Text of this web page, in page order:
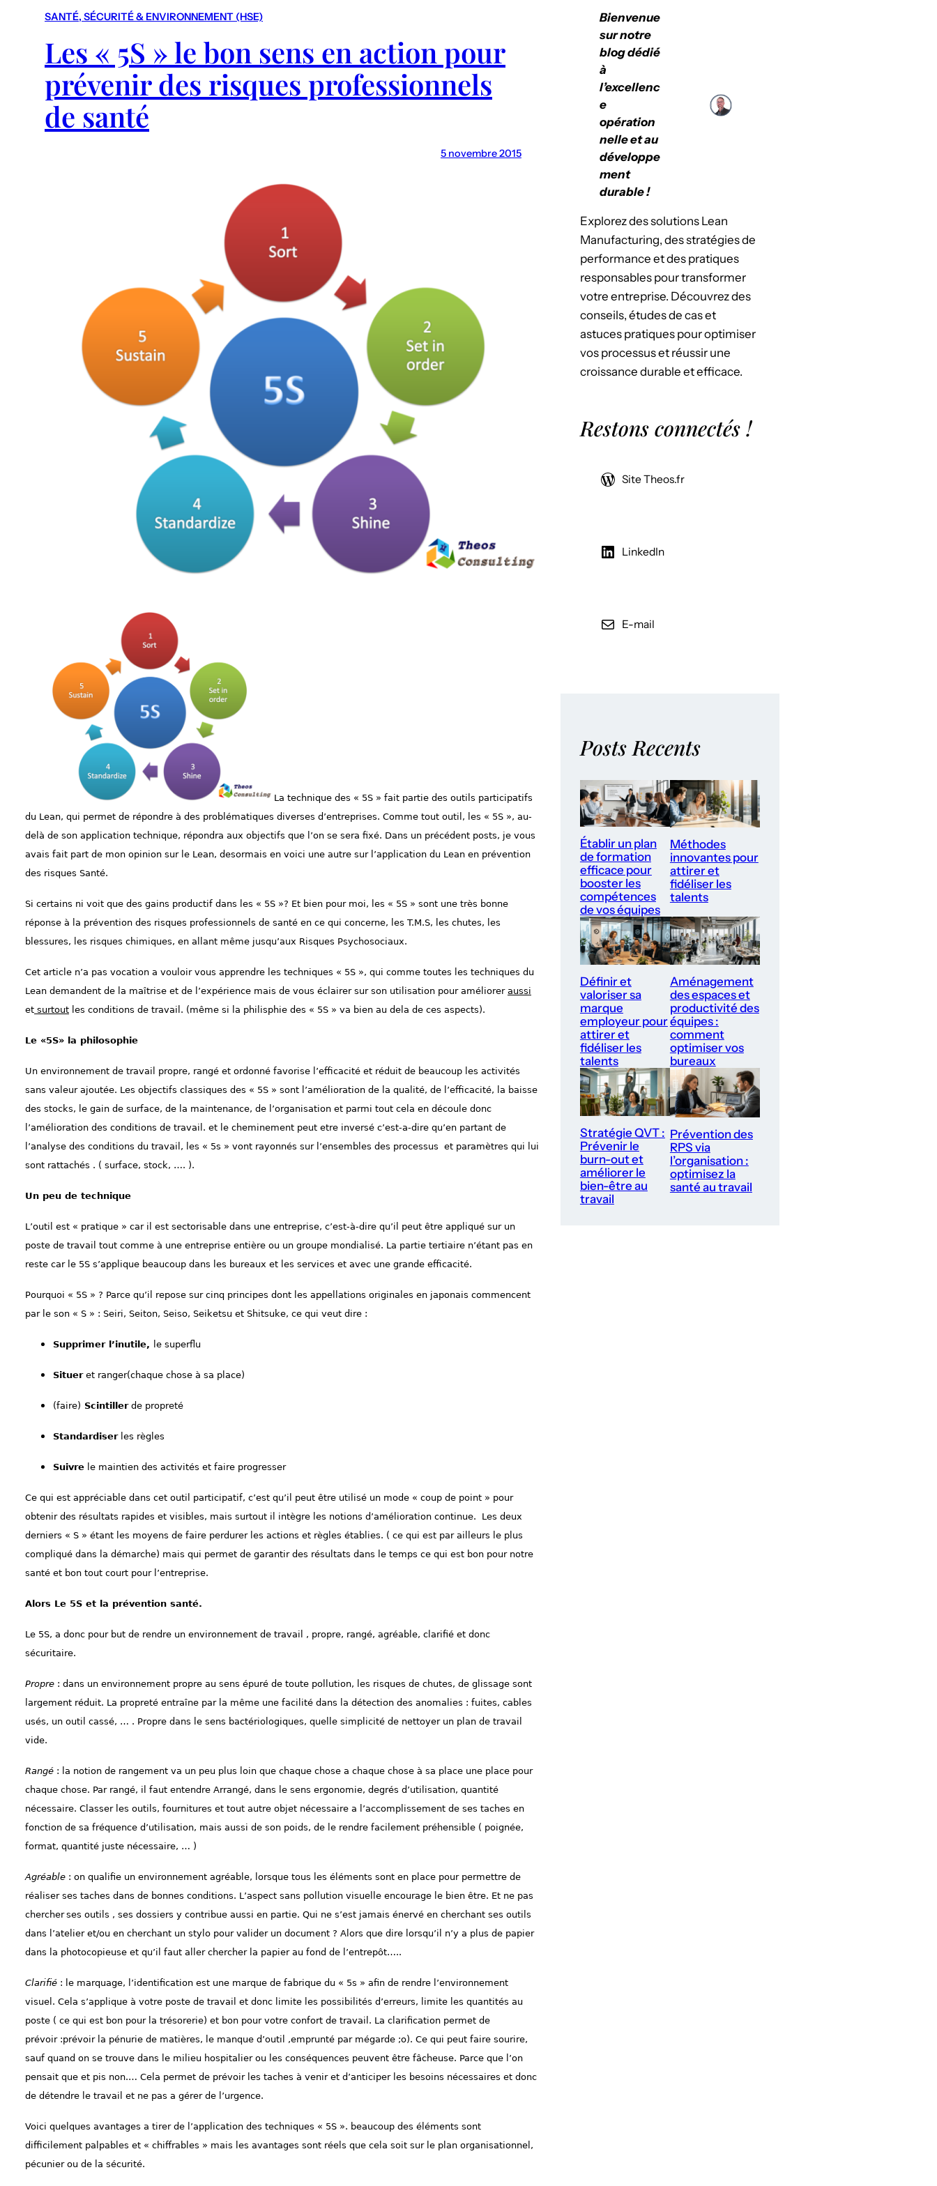
SANTÉ, SÉCURITÉ & ENVIRONNEMENT (HSE)
Les « 5S » le bon sens en action pour
prévenir des risques professionnels
de santé
5 novembre 2015
La technique des « 5S » fait partie des outils participatifs
du Lean, qui permet de répondre à des problématiques diverses d’entreprises. Comme tout outil, les « 5S », au-
delà de son application technique, répondra aux objectifs que l’on se sera fixé. Dans un précédent posts, je vous
avais fait part de mon opinion sur le Lean, desormais en voici une autre sur l’application du Lean en prévention
des risques Santé.
Si certains ni voit que des gains productif dans les « 5S »? Et bien pour moi, les « 5S » sont une très bonne
réponse à la prévention des risques professionnels de santé en ce qui concerne, les T.M.S, les chutes, les
blessures, les risques chimiques, en allant même jusqu’aux Risques Psychosociaux.
Cet article n’a pas vocation a vouloir vous apprendre les techniques « 5S », qui comme toutes les techniques du
Lean demandent de la maîtrise et de l’expérience mais de vous éclairer sur son utilisation pour améliorer aussi
et surtout les conditions de travail. (même si la philisphie des « 5S » va bien au dela de ces aspects).
Le «5S» la philosophie
Un environnement de travail propre, rangé et ordonné favorise l’efficacité et réduit de beaucoup les activités
sans valeur ajoutée. Les objectifs classiques des « 5S » sont l’amélioration de la qualité, de l’efficacité, la baisse
des stocks, le gain de surface, de la maintenance, de l’organisation et parmi tout cela en découle donc
l’amélioration des conditions de travail. et le cheminement peut etre inversé c’est-a-dire qu’en partant de
l’analyse des conditions du travail, les « 5s » vont rayonnés sur l’ensembles des processus et paramètres qui lui
sont rattachés . ( surface, stock, …. ).
Un peu de technique
L’outil est « pratique » car il est sectorisable dans une entreprise, c’est-à-dire qu’il peut être appliqué sur un
poste de travail tout comme à une entreprise entière ou un groupe mondialisé. La partie tertiaire n’étant pas en
reste car le 5S s’applique beaucoup dans les bureaux et les services et avec une grande efficacité.
Pourquoi « 5S » ? Parce qu’il repose sur cinq principes dont les appellations originales en japonais commencent
par le son « S » : Seiri, Seiton, Seiso, Seiketsu et Shitsuke, ce qui veut dire :
Supprimer l’inutile, le superflu
Situeret ranger(chaque chose à sa place)
(faire) Scintillerde propreté
Standardiserles règles
Suivre le maintien des activités et faire progresser
Ce qui est appréciable dans cet outil participatif, c’est qu’il peut être utilisé un mode « coup de point » pour
obtenir des résultats rapides et visibles, mais surtout il intègre les notions d’amélioration continue. L es deux
derniers « S » étant les moyens de faire perdurer les actions et règles établies. ( ce qui est par ailleurs le plus
compliqué dans la démarche) mais qui permet de garantir des résultats dans le temps ce qui est bon pour notre
santé et bon tout court pour l’entreprise.
Alors Le 5S et la prévention santé.
Le 5S, a donc pour but de rendre un environnement de travail , propre, rangé, agréable, clarifié et donc
sécuritaire.
Propre : dans un environnement propre au sens épuré de toute pollution, les risques de chutes, de glissage sont
largement réduit. La propreté entraîne par la même une facilité dans la détection des anomalies : fuites, cables
usés, un outil cassé, … . Propre dans le sens bactériologiques, quelle simplicité de nettoyer un plan de travail
vide.
Rangé : la notion de rangement va un peu plus loin que chaque chose a chaque chose à sa place une place pour
chaque chose. Par rangé, il faut entendre Arrangé, dans le sens ergonomie, degrés d’utilisation, quantité
nécessaire. Classer les outils, fournitures et tout autre objet nécessaire a l’accomplissement de ses taches en
fonction de sa fréquence d’utilisation, mais aussi de son poids, de le rendre facilement préhensible ( poignée,
format, quantité juste nécessaire, … )
Agréable : on qualifie un environnement agréable, lorsque tous les éléments sont en place pour permettre de
réaliser ses taches dans de bonnes conditions. L’aspect sans pollution visuelle encourage le bien être. Et ne pas
chercher ses outils , ses dossiers y contribue aussi en partie. Qui ne s’est jamais énervé en cherchant ses outils
dans l’atelier et/ou en cherchant un stylo pour valider un document ? Alors que dire lorsqu’il n’y a plus de papier
dans la photocopieuse et qu’il faut aller chercher la papier au fond de l’entrepôt…..
Clarifié : le marquage, l’identification est une marque de fabrique du « 5s » afin de rendre l’environnement
visuel. Cela s’applique à votre poste de travail et donc limite les possibilités d’erreurs, limite les quantités au
poste ( ce qui est bon pour la trésorerie) et bon pour votre confort de travail. La clarification permet de
prévoir :prévoir la pénurie de matières, le manque d’outil ,emprunté par mégarde ;o). Ce qui peut faire sourire,
sauf quand on se trouve dans le milieu hospitalier ou les conséquences peuvent être fâcheuse. Parce que l’on
pensait que et pis non.… Cela permet de prévoir les taches à venir et d’anticiper les besoins nécessaires et donc
de détendre le travail et ne pas a gérer de l’urgence.
Voici quelques avantages a tirer de l’application des techniques « 5S ». beaucoup des éléments sont
difficilement palpables et « chiffrables » mais les avantages sont réels que cela soit sur le plan organisationnel,
pécunier ou de la sécurité.
Bienvenue
sur notre
blog dédié
à
l’excellenc
e
opération
nelle et au
développe
ment
durable !
Explorez des solutions Lean
Manufacturing, des stratégies de
performance et des pratiques
responsables pour transformer
votre entreprise. Découvrez des
conseils, études de cas et
astuces pratiques pour optimiser
vos processus et réussir une
croissance durable et efficace.
Restons connectés !
Site Theos.fr
LinkedIn
E-mail
Posts Recents
Établir un plan
de formation
efficace pour
booster les
compétences
de vos équipes
Méthodes
innovantes pour
attirer et
fidéliser les
talents
Définir et
valoriser sa
marque
employeur pour
attirer et
fidéliser les
talents
Aménagement
des espaces et
productivité des
équipes :
comment
optimiser vos
bureaux
Stratégie QVT :
Prévenir le
burn-out et
améliorer le
bien-être au
travail
Prévention des
RPS via
l’organisation :
optimisez la
santé au travail